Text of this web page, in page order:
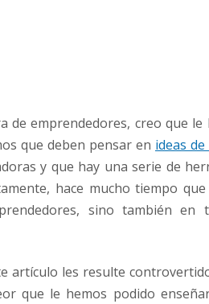
de emprendedores, creo que
que deben pensar en ideas
y que hay una serie de
hace mucho tiempo
sino también en
artículo les resulte
que le hemos podido